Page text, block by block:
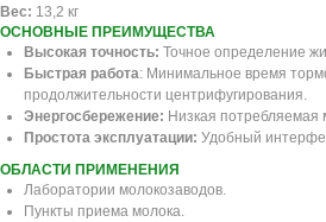
Вес: 13,2 кг
ОСНОВНЫЕ ПРЕИМУЩЕСТВА
Высокая точность: Точное определение
Быстрая работа: Минимальное время
продолжительности центрифугирования.
Энергосбережение: Низкая потребляемая
Простота эксплуатации: Удобный
ОБЛАСТИ ПРИМЕНЕНИЯ
Лаборатории молокозаводов.
Пункты приема молока.